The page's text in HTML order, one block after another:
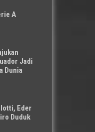
A
Jadi
Dunia
Eder
Duduk